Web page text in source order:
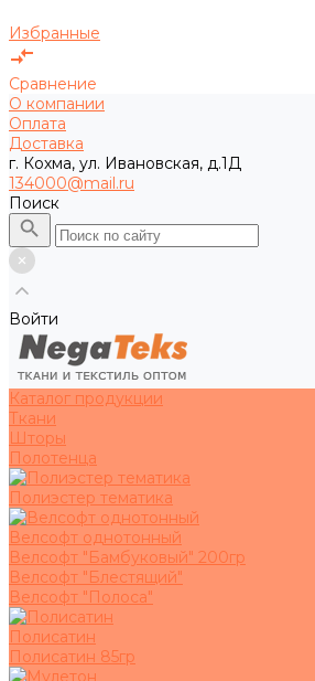
Избранные
Сравнение
О компании
Оплата
Доставка
г. Кохма, ул. Ивановская, д.1Д
134000@mail.ru
Поиск
Войти
Каталог продукции
Ткани
Шторы
Полотенца
Полиэстер тематика
Велсофт однотонный
Велсофт "Бамбуковый" 200гр
Велсофт "Блестящий"
Велсофт "Полоса"
Полисатин
Полисатин 85гр